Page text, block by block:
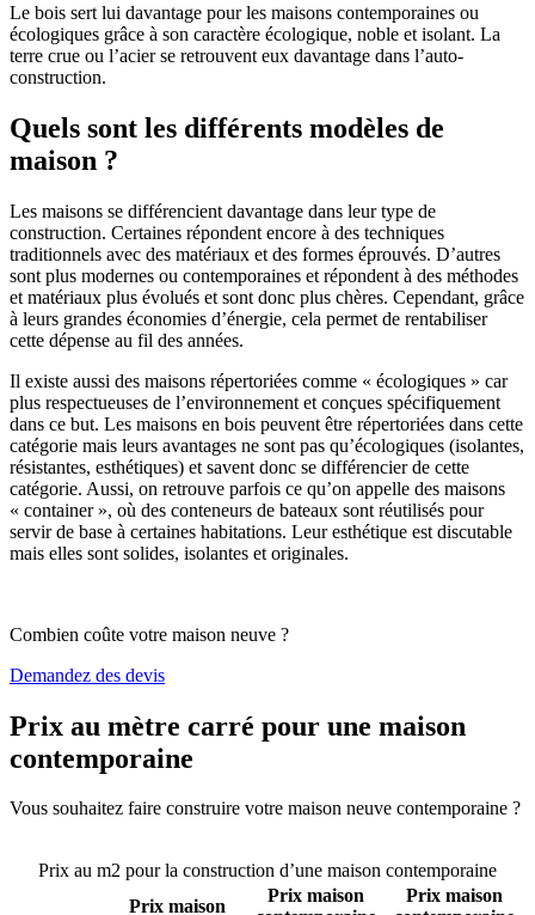
Le bois sert lui davantage pour les maisons contemporaines ou
écologiques grâce à son caractère écologique, noble et isolant. La
terre crue ou l’acier se retrouvent eux davantage dans l’auto-
construction.
Quels sont les différents modèles de
maison ?
Les maisons se différencient davantage dans leur type de
construction. Certaines répondent encore à des techniques
traditionnels avec des matériaux et des formes éprouvés. D’autres
sont plus modernes ou contemporaines et répondent à des méthodes
et matériaux plus évolués et sont donc plus chères. Cependant, grâce
à leurs grandes économies d’énergie, cela permet de rentabiliser
cette dépense au fil des années.
Il existe aussi des maisons répertoriées comme « écologiques » car
plus respectueuses de l’environnement et conçues spécifiquement
dans ce but. Les maisons en bois peuvent être répertoriées dans cette
catégorie mais leurs avantages ne sont pas qu’écologiques (isolantes,
résistantes, esthétiques) et savent donc se différencier de cette
catégorie. Aussi, on retrouve parfois ce qu’on appelle des maisons
« container », où des conteneurs de bateaux sont réutilisés pour
servir de base à certaines habitations. Leur esthétique est discutable
mais elles sont solides, isolantes et originales.
Combien coûte votre maison neuve ?
Demandez des devis
Prix au mètre carré pour une maison
contemporaine
Vous souhaitez faire construire votre maison neuve contemporaine ?
Prix au m2 pour la construction d’une maison contemporaine
Prix maison
Prix maison
Prix maison